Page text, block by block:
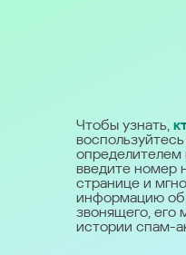
Чтобы узнать,
введите номер
странице и
информацию об
звонящего, его
истории спам-